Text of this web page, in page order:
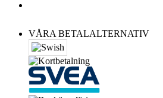
VÅRA BETALALTERNATIV